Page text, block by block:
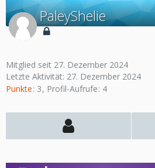
PaleyShelie
Mitglied seit 27. Dezember 2024
Letzte Aktivität: 27. Dezember 2024
Punkte 3 Profil-Aufrufe 4